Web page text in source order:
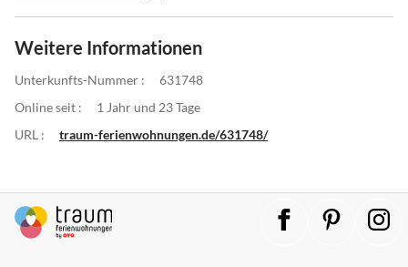
Weitere Informationen
Unterkunfts-Nummer :
631748
Online seit :
1 Jahr und 23 Tage
URL :
traum-ferienwohnungen.de/631748/